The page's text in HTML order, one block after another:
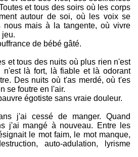
et tous des soirs où les corps
autour de soi, où les voix se
nous mais à la tangente, où vivre
jeu.
de bébé gâté.
et tous des nuits où plus rien n'est
n'est là fort, là fiable et là odorant
Des nuits où t'as merdé, où t'es
se foutre en l'air.
égotiste sans vraie douleur.
j'ai cessé de manger. Quand
j'ai mangé à nouveau. Entre les
le mot faim, le mot manque,
auto-adulation, lyrisme